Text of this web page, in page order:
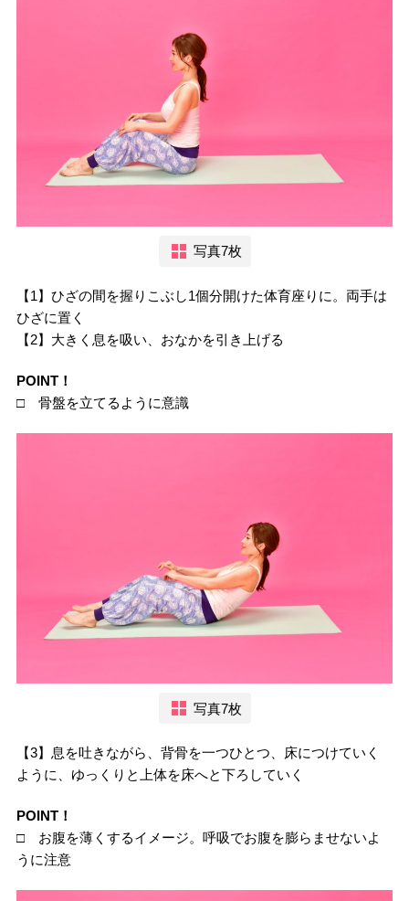
写真7枚
【1】ひざの間を握りこぶし1個分開けた体育座りに。両手は
ひざに置く
【2】大きく息を吸い、おなかを引き上げる
POINT！
□ 骨盤を立てるように意識
写真7枚
【3】息を吐きながら、背骨を一つひとつ、床につけていく
ように、ゆっくりと上体を床へと下ろしていく
POINT！
□ お腹を薄くするイメージ。呼吸でお腹を膨らませないよ
うに注意